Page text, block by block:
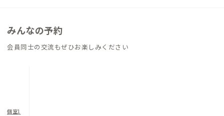
も適しています。
願います。また近隣には高齢者が多いため早くに就寝されるの
みんなの予約
会員同士の交流もぜひお楽しみください
個室1